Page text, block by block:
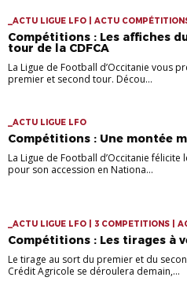
_ACTU LIGUE LFO | ACTU
Compétitions : Les affiches
tour de la CDFCA
La Ligue de Football d’Occitanie vous
premier et second tour. Décou...
_ACTU LIGUE LFO
Compétitions : Une montée
La Ligue de Football d’Occitanie
pour son accession en Nationa...
_ACTU LIGUE LFO | 3 COMPETITIONS |
Compétitions : Les tirages à
Le tirage au sort du premier et du
Crédit Agricole se déroulera demain,...